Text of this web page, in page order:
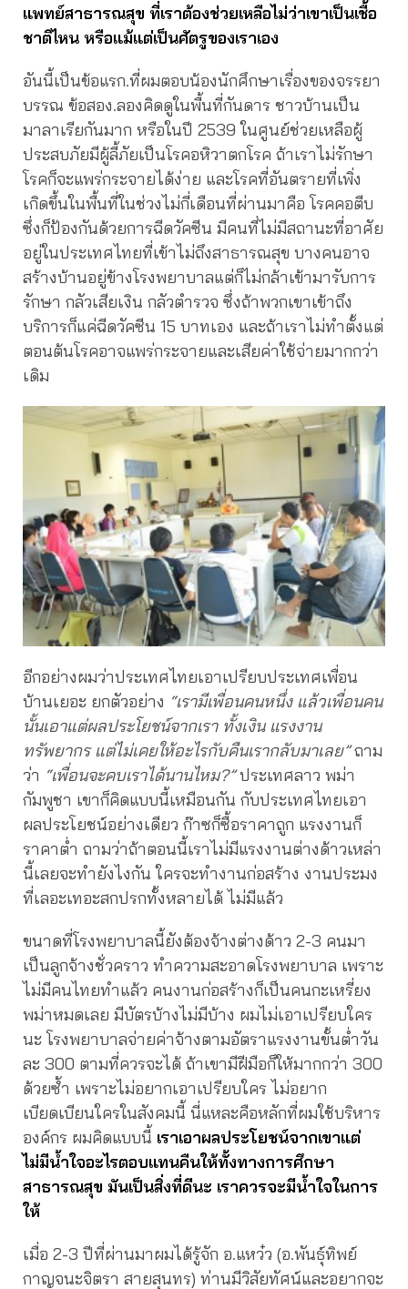
แพทย์สาธารณสุข ที่เราต้องช่วยเหลือไม่ว่าเขาเป็นเชื้อ
ชาติไหน หรือแม้แต่เป็นศัตรูของเราเอง
อันนี้เป็นข้อแรก.ที่ผมตอบน้องนักศึกษาเรื่องของจรรยา
บรรณ ข้อสอง.ลองคิดดูในพื้นที่กันดาร ชาวบ้านเป็น
มาลาเรียกันมาก หรือในปี 2539 ในศูนย์ช่วยเหลือผู้
ประสบภัยมีผู้ลี้ภัยเป็นโรคอหิวาตกโรค ถ้าเราไม่รักษา
โรคก็จะแพร่กระจายได้ง่าย และโรคที่อันตรายที่เพิ่ง
เกิดขึ้นในพื้นที่ในช่วงไม่กี่เดือนที่ผ่านมาคือ โรคคอตีบ
ซึ่งก็ป้องกันด้วยการฉีดวัคซีน มีคนที่ไม่มีสถานะที่อาศัย
อยู่ในประเทศไทยที่เข้าไม่ถึงสาธารณสุข บางคนอาจ
สร้างบ้านอยู่ข้างโรงพยาบาลแต่ก็ไม่กล้าเข้ามารับการ
รักษา กลัวเสียเงิน กลัวตำรวจ ซึ่งถ้าพวกเขาเข้าถึง
บริการก็แค่ฉีดวัคซีน 15 บาทเอง และถ้าเราไม่ทำตั้งแต่
ตอนต้นโรคอาจแพร่กระจายและเสียค่าใช้จ่ายมากกว่า
เดิม
อีกอย่างผมว่าประเทศไทยเอาเปรียบประเทศเพื่อน
บ้านเยอะ ยกตัวอย่าง “เรามีเพื่อนคนหนึ่ง แล้วเพื่อนคน
นั้นเอาแต่ผลประโยชน์จากเรา ทั้งเงิน แรงงาน
ทรัพยากร แต่ไม่เคยให้อะไรกับคืนเรากลับมาเลย”ถาม
ว่า “เพื่อนจะคบเราได้นานไหม?”ประเทศลาว พม่า
กัมพูชา เขาก็คิดแบบนี้เหมือนกัน กับประเทศไทยเอา
ผลประโยชน์อย่างเดียว ก๊าซก็ซื้อราคาถูก แรงงานก็
ราคาต่ำ ถามว่าถ้าตอนนี้เราไม่มีแรงงานต่างด้าวเหล่า
นี้เลยจะทำยังไงกัน ใครจะทำงานก่อสร้าง งานประมง
ที่เลอะเทอะสกปรกทั้งหลายได้ ไม่มีแล้ว
ขนาดที่โรงพยาบาลนี้ยังต้องจ้างต่างด้าว 2-3 คนมา
เป็นลูกจ้างชั่วคราว ทำความสะอาดโรงพยาบาล เพราะ
ไม่มีคนไทยทำแล้ว คนงานก่อสร้างก็เป็นคนกะเหรี่ยง
พม่าหมดเลย มีบัตรบ้างไม่มีบ้าง ผมไม่เอาเปรียบใคร
นะ โรงพยาบาลจ่ายค่าจ้างตามอัตราแรงงานขั้นต่ำวัน
ละ 300 ตามที่ควรจะได้ ถ้าเขามีฝีมือก็ให้มากกว่า 300
ด้วยซ้ำ เพราะไม่อยากเอาเปรียบใคร ไม่อยาก
เบียดเบียนใครในสังคมนี้ นี่แหละคือหลักที่ผมใช้บริหาร
องค์กร ผมคิดแบบนี้ เราเอาผลประโยชน์จากเขาแต่
ไม่มีน้ำใจอะไรตอบแทนคืนให้ทั้งทางการศึกษา
สาธารณสุข มันเป็นสิ่งที่ดีนะ เราควรจะมีน้ำใจในการ
ให้
เมื่อ 2-3 ปีที่ผ่านมาผมได้รู้จัก อ.แหว๋ว (อ.พันธุ์ทิพย์
กาญจนะจิตรา สายสุนทร) ท่านมีวิสัยทัศน์และอยากจะ